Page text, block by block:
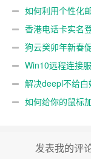
如何利用个性化
私 香港电话卡实名
吗？狗云癸卯年新春
Win10远程连接
正”解决办法
解决deepl不给白
如何给你的鼠标
发表我的评